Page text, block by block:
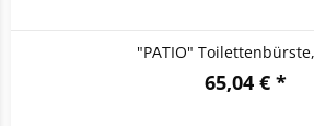
"PATIO"
65,04 € *